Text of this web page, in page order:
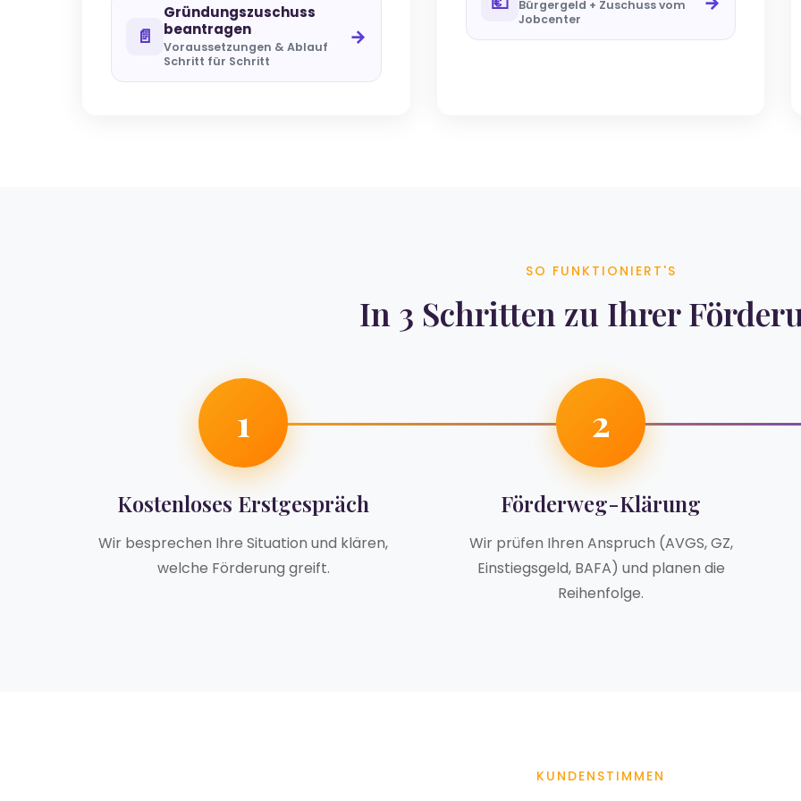
📄
Gründungszuschuss
beantragen
Voraussetzungen & Ablauf
Schritt für Schritt
→
Bürgergeld + Zuschuss vom
Jobcenter
SO FUNKTIONIERT'S
In 3 Schritten zu Ihrer
1
Kostenloses Erstgespräch
Wir besprechen Ihre Situation und klären,
welche Förderung greift.
2
Förderweg-Klärung
Wir prüfen Ihren Anspruch (AVGS, GZ,
Einstiegsgeld, BAFA) und planen die
Reihenfolge.
KUNDENSTIMMEN